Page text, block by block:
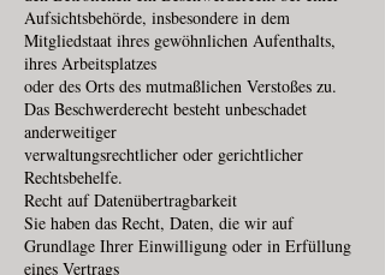
Aufsichtsbehörde, insbesondere in dem
Mitgliedstaat ihres gewöhnlichen Aufenthalts,
ihres Arbeitsplatzes
oder des Orts des mutmaßlichen Verstoßes zu.
Das Beschwerderecht besteht unbeschadet
anderweitiger
verwaltungsrechtlicher oder gerichtlicher
Rechtsbehelfe.
Recht auf Datenübertragbarkeit
Sie haben das Recht, Daten, die wir auf
Grundlage Ihrer Einwilligung oder in Erfüllung
eines Vertrags